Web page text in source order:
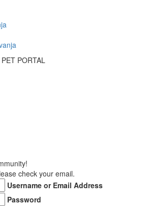
PORTAL
check your email.
Username or Email Address
Password